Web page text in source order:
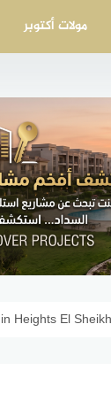
مولات أكتوبر